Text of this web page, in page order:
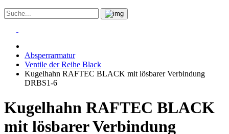
Absperrarmatur
Ventile der Reihe Black
Kugelhahn RAFTEC BLACK mit lösbarer Verbindung
DRBS1-6
Kugelhahn RAFTEC BLACK
mit lösbarer Verbindung